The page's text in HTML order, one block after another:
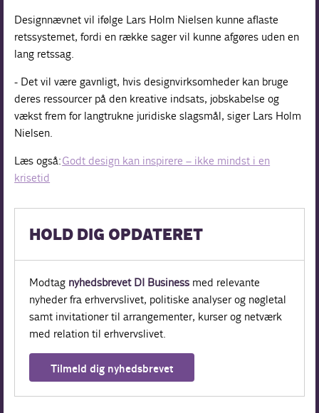
Designnævnet vil ifølge Lars Holm Nielsen kunne aflaste
retssystemet, fordi en række sager vil kunne afgøres uden en
lang retssag.
- Det vil være gavnligt, hvis designvirksomheder kan bruge
deres ressourcer på den kreative indsats, jobskabelse og
vækst frem for langtrukne juridiske slagsmål, siger Lars Holm
Nielsen.
Læs også:Godt design kan inspirere – ikke mindst i en
krisetid
HOLD DIG OPDATERET
Modtag nyhedsbrevet DI Business med relevante
nyheder fra erhvervslivet, politiske analyser og nøgletal
samt invitationer til arrangementer, kurser og netværk
med relation til erhvervslivet.
Tilmeld dig nyhedsbrevet